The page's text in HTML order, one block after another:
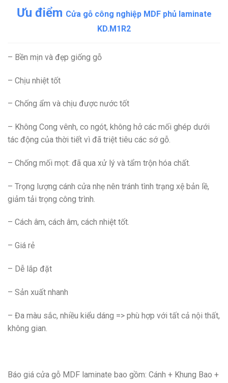
Ưu điểm Cửa gỗ công nghiệp MDF phủ laminate
KD.M1R2
– Bền mịn và đẹp giống gỗ
– Chịu nhiệt tốt
– Chống ẩm và chịu được nước tốt
– Không Cong vênh, co ngót, không hở các mối ghép dưới
tác động của thời tiết vì đã triệt tiêu các sớ gỗ.
– Chống mối mọt: đã qua xử lý và tẩm trộn hóa chất.
– Trọng lượng cánh cửa nhẹ nên tránh tình trạng xệ bản lề,
giảm tải trọng công trình.
– Cách âm, cách âm, cách nhiệt tốt.
– Giá rẻ
– Dễ lắp đặt
– Sản xuất nhanh
– Đa màu sắc, nhiều kiểu dáng => phù hợp với tất cả nội thất,
không gian.
Báo giá cửa gỗ MDF laminate bao gồm: Cánh + Khung Bao +